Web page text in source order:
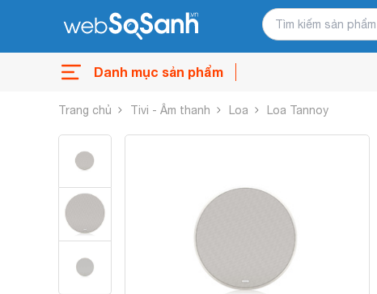
Danh mục sản phẩm
Trang chủ Tivi - Âm thanh Loa Loa Tannoy